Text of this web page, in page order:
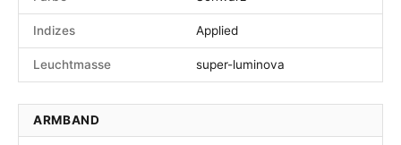
Indizes Applied
Leuchtmasse super-luminova
ARMBAND